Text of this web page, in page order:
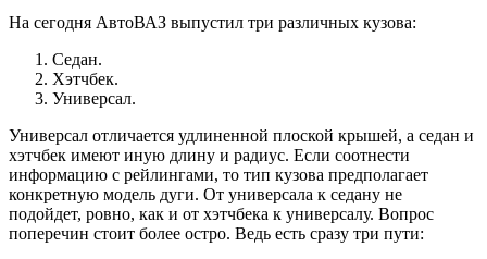
На сегодня АвтоВАЗ выпустил три различных кузова:
Седан.
Хэтчбек.
Универсал.
Универсал отличается удлиненной плоской крышей, а седан и
хэтчбек имеют иную длину и радиус. Если соотнести
информацию с рейлингами, то тип кузова предполагает
конкретную модель дуги. От универсала к седану не
подойдет, ровно, как и от хэтчбека к универсалу. Вопрос
поперечин стоит более остро. Ведь есть сразу три пути: